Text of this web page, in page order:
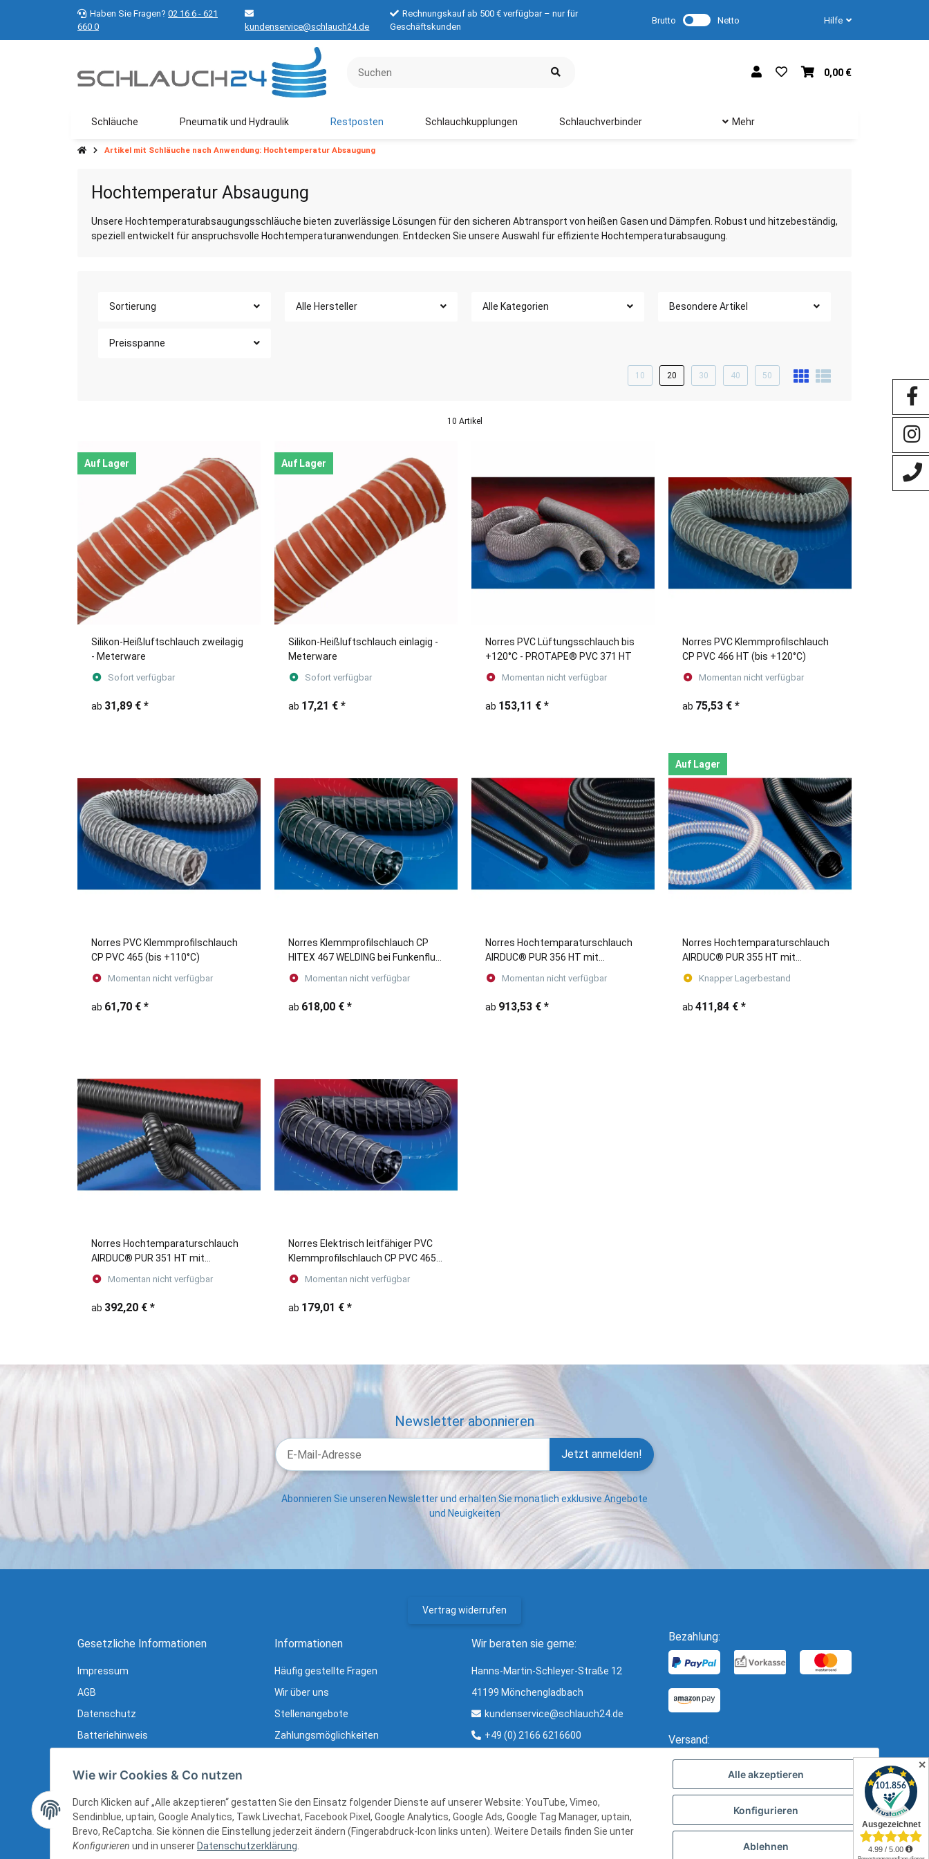
Haben Sie Fragen? 02 16 6 - 621
660 0
kundenservice@schlauch24.de
Rechnungskauf ab 500 € verfügbar – nur für
Geschäftskunden
Brutto Netto Hilfe
0,00 €
Schläuche Pneumatik und Hydraulik Restposten Schlauchkupplungen Schlauchverbinder Mehr
Artikel mit Schläuche nach Anwendung: Hochtemperatur Absaugung
Hochtemperatur Absaugung
Unsere Hochtemperaturabsaugungsschläuche bieten zuverlässige Lösungen für den sicheren Abtransport von heißen Gasen und Dämpfen. Robust und hitzebeständig,
speziell entwickelt für anspruchsvolle Hochtemperaturanwendungen. Entdecken Sie unsere Auswahl für effiziente Hochtemperaturabsaugung.
Sortierung Alle Hersteller Alle Kategorien Besondere Artikel
Preisspanne
10 20 30 40 50
10 Artikel
Auf Lager
Silikon-Heißluftschlauch zweilagig
- Meterware
Sofort verfügbar
ab 31,89 € *
Auf Lager
Silikon-Heißluftschlauch einlagig -
Meterware
Sofort verfügbar
ab 17,21 € *
Norres PVC Lüftungsschlauch bis
+120°C - PROTAPE® PVC 371 HT
Momentan nicht verfügbar
ab 153,11 € *
Norres PVC Klemmprofilschlauch
CP PVC 466 HT (bis +120°C)
Momentan nicht verfügbar
ab 75,53 € *
Norres PVC Klemmprofilschlauch
CP PVC 465 (bis +110°C)
Momentan nicht verfügbar
ab 61,70 € *
Norres Klemmprofilschlauch CP
HITEX 467 WELDING bei Funkenflug
und Schweißspritzern (bis +280°C)
Momentan nicht verfügbar
ab 618,00 € *
Norres Hochtemparaturschlauch
AIRDUC® PUR 356 HT mit
Wandstärke 2,0 - 2,5 mm
Momentan nicht verfügbar
ab 913,53 € *
Auf Lager
Norres Hochtemparaturschlauch
AIRDUC® PUR 355 HT mit
Wandstärke 1,4 - 1,5 mm
Knapper Lagerbestand
ab 411,84 € *
Norres Hochtemparaturschlauch
AIRDUC® PUR 351 HT mit
Wandstärke 1,0 mm
Momentan nicht verfügbar
ab 392,20 € *
Norres Elektrisch leitfähiger PVC
Klemmprofilschlauch CP PVC 465
EC (bis +110°C)
Momentan nicht verfügbar
ab 179,01 € *
Newsletter abonnieren
Jetzt anmelden!
Abonnieren Sie unseren Newsletter und erhalten Sie monatlich exklusive Angebote
und Neuigkeiten
Vertrag widerrufen
Gesetzliche Informationen
Impressum
AGB
Datenschutz
Batteriehinweis
Widerrufsrecht
Widerrufsrecht (B2B)
Sitemap
Informationen
Häufig gestellte Fragen
Wir über uns
Stellenangebote
Zahlungsmöglichkeiten
Ratgeber & Glossar
Wir beraten sie gerne:
Hanns-Martin-Schleyer-Straße 12
41199 Mönchengladbach
kundenservice@schlauch24.de
+49 (0) 2166 6216600
Bezahlung:
Versand:
Wie wir Cookies & Co nutzen
Durch Klicken auf „Alle akzeptieren“ gestatten Sie den Einsatz folgender Dienste auf unserer Website: YouTube, Vimeo,
Sendinblue, uptain, Google Analytics, Tawk Livechat, Facebook Pixel, Google Analytics, Google Ads, Google Tag Manager, uptain,
Brevo, ReCaptcha. Sie können die Einstellung jederzeit ändern (Fingerabdruck-Icon links unten). Weitere Details finden Sie unter
Konfigurieren und in unserer Datenschutzerklärung.
Alle akzeptieren
Konfigurieren
Ablehnen
✕